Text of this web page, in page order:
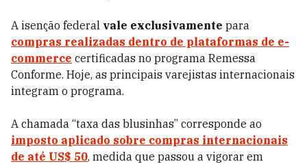
A isenção federal vale exclusivamente para
compras realizadas dentro de plataformas de e-
commerce certificadas no programa Remessa
Conforme. Hoje, as principais varejistas internacionais
integram o programa.
A chamada “taxa das blusinhas” corresponde ao
imposto aplicado sobre compras internacionais
de até US$ 50, medida que passou a vigorar em